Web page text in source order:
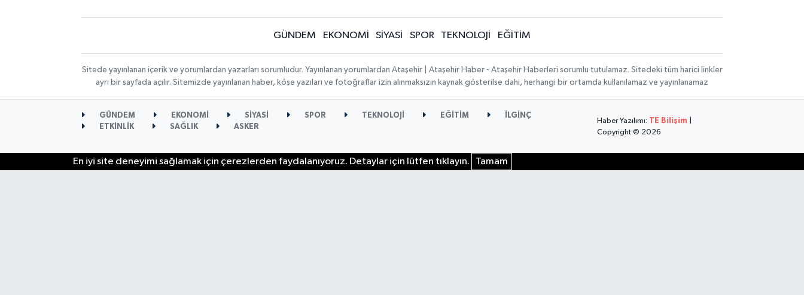
GÜNDEM EKONOMİ SİYASİ SPOR TEKNOLOJİ EĞİTİM
Sitede yayınlanan içerik ve yorumlardan yazarları sorumludur. Yayınlanan yorumlardan Ataşehir | Ataşehir Haber - Ataşehir Haberleri sorumlu tutulamaz. Sitedeki tüm harici linkler
ayrı bir sayfada açılır. Sitemizde yayınlanan haber, köşe yazıları ve fotoğraflar izin alınmaksızın kaynak gösterilse dahi, herhangi bir ortamda kullanılamaz ve yayınlanamaz
GÜNDEM EKONOMİ SİYASİ SPOR TEKNOLOJİ EĞİTİM
İLGİNÇ
ETKİNLİK
SAĞLIK ASKER
Haber Yazılımı: TE Bilişim
Copyright © 2026
En iyi site deneyimi sağlamak için çerezlerden faydalanıyoruz. Detaylar için lütfen tıklayın. Tamam